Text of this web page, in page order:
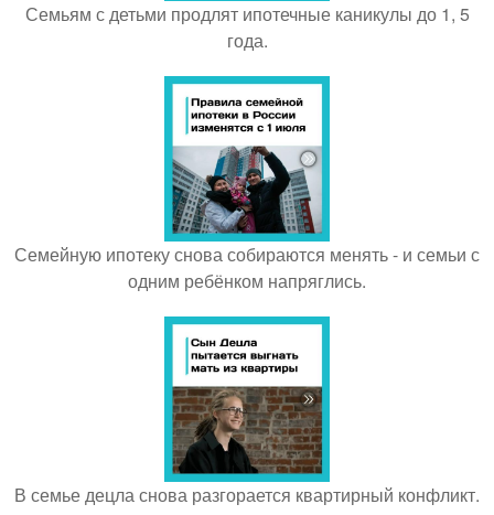
Семьям с детьми продлят ипотечные каникулы до 1, 5
года.
Семейную ипотеку снова собираются менять - и семьи с
одним ребёнком напряглись.
В семье децла снова разгорается квартирный конфликт.